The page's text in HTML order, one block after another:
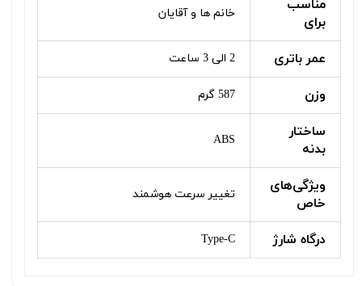
مناسب
برای
خانم ها و آقایان
عمر باتری 2 الی 3 ساعت
وزن 587 گرم
ساختار
بدنه
ABS
ویژگی‌های
خاص
تغییر سرعت هوشمند
درگاه شارژ Type-C